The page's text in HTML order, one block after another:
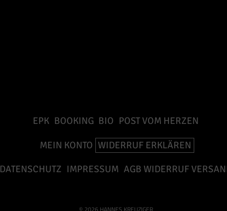
EPK BOOKING BIO POST VOM HERZEN
MEIN KONTO WIDERRUF ERKLÄREN
DATENSCHUTZ IMPRESSUM AGB WIDERRUF
© 2026 HANNES KREUZIGER